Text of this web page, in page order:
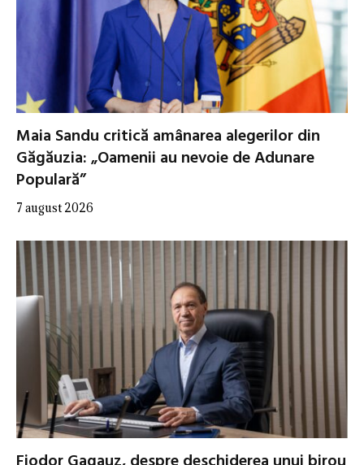
Maia Sandu critică amânarea alegerilor din
Găgăuzia: „Oamenii au nevoie de Adunare
Populară”
7 august 2026